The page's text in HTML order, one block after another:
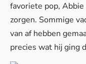
favoriete pop,
zorgen. Sommige
van af hebben
precies wat hij ging